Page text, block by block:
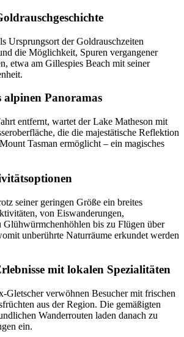
Ursprungsort der Goldrauschzeiten
die Möglichkeit, Spuren vergangener
etwa am Gillespies Beach mit seiner
alpinen Panoramas
entfernt, wartet der Lake Matheson mit
die die majestätische Reflektion
Tasman ermöglicht – ein magisches
seiner geringen Größe ein breites
von Eiswanderungen,
Glühwürmchenhöhlen bis zu Flügen über
unberührte Naturräume erkundet werden
mit lokalen Spezialitäten
Gletscher verwöhnen Besucher mit frischen
aus der Region. Die gemäßigten
Wanderrouten laden danach zu
ein.